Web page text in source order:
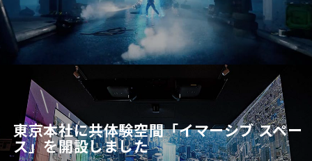
東京本社に共体験空間「イマーシブ スペー
ス」を開設しました